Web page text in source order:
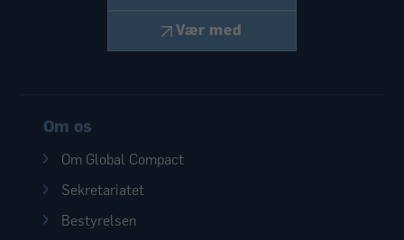
Vær med
Om os
Om Global Compact
Sekretariatet
Bestyrelsen